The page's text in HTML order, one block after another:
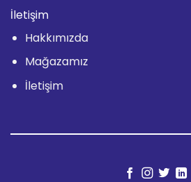
İletişim
Hakkımızda
Mağazamız
İletişim